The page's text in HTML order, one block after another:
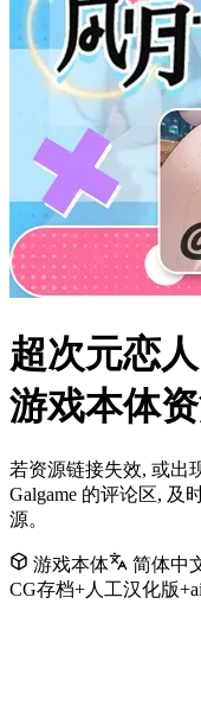
超次元恋
游戏本体
若资源链接失效, 或出
Galgame 的评论区, 及
源。
游戏本体 简体中
CG存档+人工汉化版